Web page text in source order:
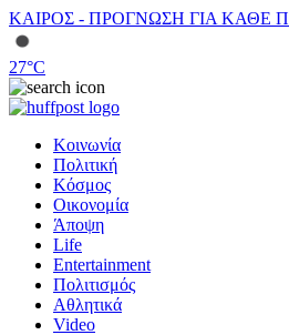
ΚΑΙΡΟΣ - ΠΡΟΓΝΩΣΗ ΓΙΑ ΚΑΘΕ
27°C
Κοινωνία
Πολιτική
Κόσμος
Οικονομία
Άποψη
Life
Entertainment
Πολιτισμός
Αθλητικά
Video